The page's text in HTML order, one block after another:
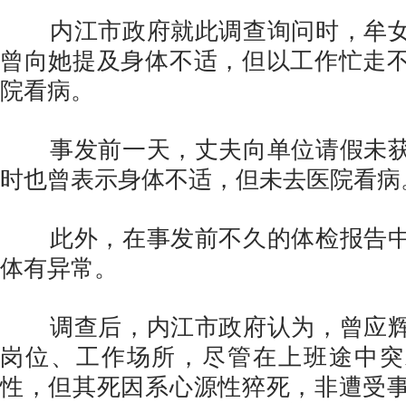
内江市政府就此调查询问时，牟
曾向她提及身体不适，但以工作忙走
院看病。
事发前一天，丈夫向单位请假未
时也曾表示身体不适，但未去医院看病
此外，在事发前不久的体检报告
体有异常。
调查后， 内江市政府认为，曾应
岗位、工作场所，尽管在上班途中
性，但其死因系心源性猝死，非遭受